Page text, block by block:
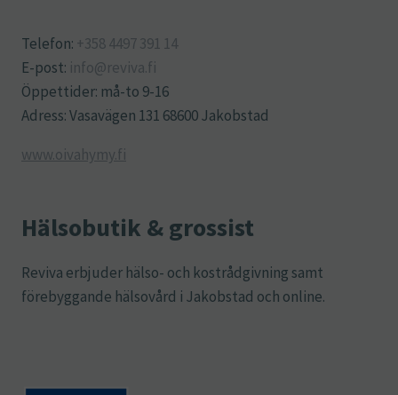
Telefon: +358 4497 391 14
E-post: info@reviva.fi
Öppettider: må-to 9-16
Adress: Vasavägen 131 68600 Jakobstad
www.oivahymy.fi
Hälsobutik & grossist
Reviva erbjuder hälso- och kostrådgivning samt
förebyggande hälsovård i Jakobstad och online.